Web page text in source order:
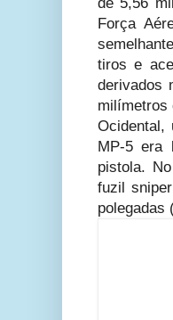
Força
tiros e
derivados
milímetros
Ocidental,
MP-5 era
pistola.
fuzil
polegadas